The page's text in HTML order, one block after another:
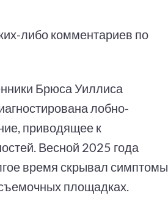
либо комментариев по
Брюса Уиллиса
лобно-
приводящее к
Весной 2025 года
время скрывал симптомы
площадках.